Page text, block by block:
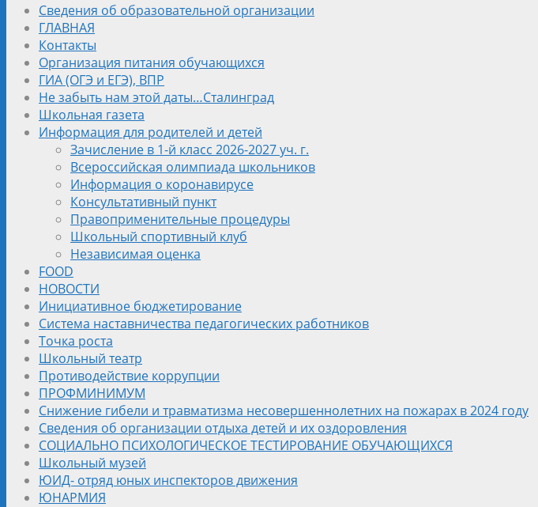
Сведения об образовательной организации
ГЛАВНАЯ
Контакты
Организация питания обучающихся
ГИА (ОГЭ и ЕГЭ), ВПР
Не забыть нам этой даты…Сталинград
Школьная газета
Информация для родителей и детей
Зачисление в 1-й класс 2026-2027 уч. г.
Всероссийская олимпиада школьников
Информация о коронавирусе
Консультативный пункт
Правоприменительные процедуры
Школьный спортивный клуб
Независимая оценка
FOOD
НОВОСТИ
Инициативное бюджетирование
Система наставничества педагогических работников
Точка роста
Школьный театр
Противодействие коррупции
ПРОФМИНИМУМ
Снижение гибели и травматизма несовершеннолетних на пожарах в 2024 году
Сведения об организации отдыха детей и их оздоровления
СОЦИАЛЬНО ПСИХОЛОГИЧЕСКОЕ ТЕСТИРОВАНИЕ ОБУЧАЮЩИХСЯ
Школьный музей
ЮИД- отряд юных инспекторов движения
ЮНАРМИЯ